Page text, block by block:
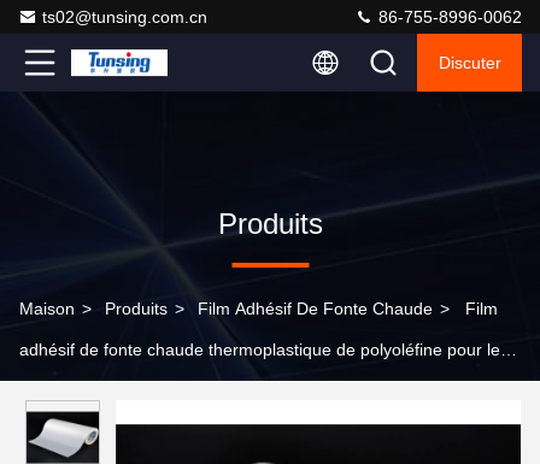
ts02@tunsing.com.cn 86-755-8996-0062
Discuter
Produits
Maison > Produits > Film Adhésif De Fonte Chaude > Film
adhésif de fonte chaude thermoplastique de polyoléfine pour le